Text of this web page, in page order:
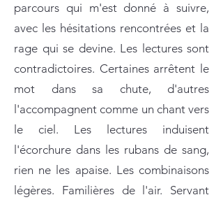
parcours qui m'est donné à suivre,
avec les hésitations rencontrées et la
rage qui se devine. Les lectures sont
contradictoires. Certaines arrêtent le
mot dans sa chute, d'autres
l'accompagnent comme un chant vers
le ciel. Les lectures induisent
l'écorchure dans les rubans de sang,
rien ne les apaise. Les combinaisons
légères. Familières de l'air. Servant